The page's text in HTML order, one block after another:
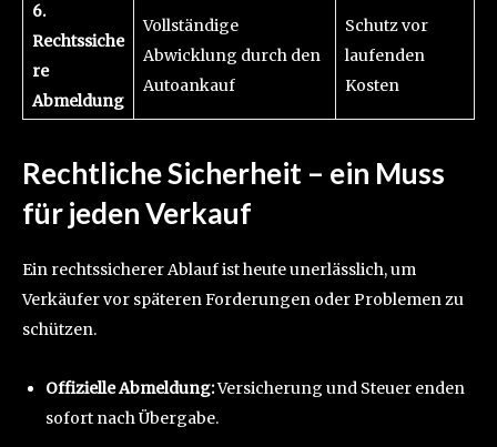
6.
Rechtssiche
re
Abmeldung
Vollständige
Abwicklung durch den
Autoankauf
Schutz vor
laufenden
Kosten
Rechtliche Sicherheit – ein Muss
für jeden Verkauf
Ein rechtssicherer Ablauf ist heute unerlässlich, um
Verkäufer vor späteren Forderungen oder Problemen zu
schützen.
Offizielle Abmeldung:Versicherung und Steuer enden
sofort nach Übergabe.